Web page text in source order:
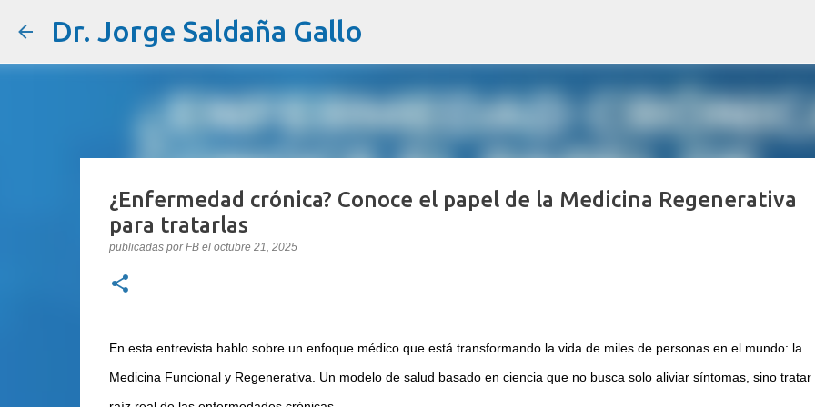
Dr. Jorge Saldaña Gallo
¿Enfermedad crónica? Conoce el papel de la Medicina Regenerativa
para tratarlas
publicadas porFB el octubre 21, 2025
En esta entrevista hablo sobre un enfoque médico que está transformando la vida de miles de personas en el mundo: la
Medicina Funcional y Regenerativa. Un modelo de salud basado en ciencia que no busca solo aliviar síntomas, sino tratar